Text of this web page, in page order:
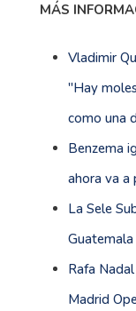
MÁS
Vladimir
''Hay
como una
Benzema
ahora va a
La Sele
Rafa
Madrid